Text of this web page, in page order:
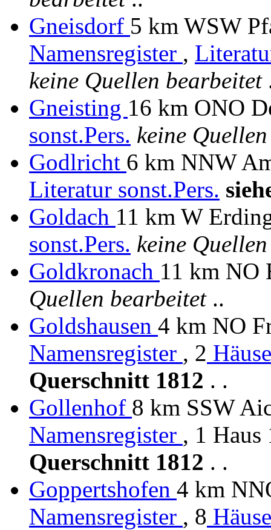
Gneisdorf 5 km WSW
Namensregister ,
keine Quellen bearbeitet
Gneisting 16 km ONO
sonst.Pers. keine
Godlricht 6 km NNW
Literatur sonst.Pers.
Goldach 11 km W
sonst.Pers. keine
Goldkronach 11 km NO
Quellen bearbeitet..
Goldshausen 4 km NO
Namensregister , 2
Querschnitt 1812 . .
Gollenhof 8 km SSW
Namensregister , 1
Querschnitt 1812 . .
Goppertshofen 4 km
Namensregister , 8